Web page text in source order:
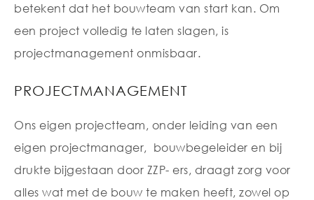
betekent dat het bouwteam van start kan. Om
een project volledig te laten slagen, is
projectmanagement onmisbaar.
PROJECTMANAGEMENT
Ons eigen projectteam, onder leiding van een
eigen projectmanager, bouwbegeleider en bij
drukte bijgestaan door ZZP- ers, draagt zorg voor
alles wat met de bouw te maken heeft, zowel op